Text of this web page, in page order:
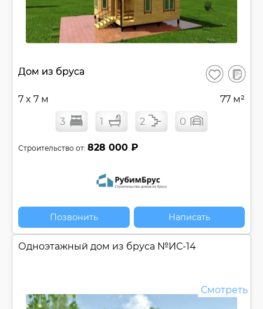
Дом из бруса Сохранить
В
7 x 7 м 77 м²
3 1 2 0
Строительство от: 828 000 ₽
Позвонить Написать
Одноэтажный дом из бруса №ИС-14
Смотреть